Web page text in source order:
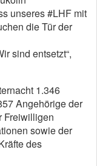
unseres #LHF mit
die Tür der
sind entsetzt“,
1.346
Angehörige der
Freiwilligen
sowie der
des